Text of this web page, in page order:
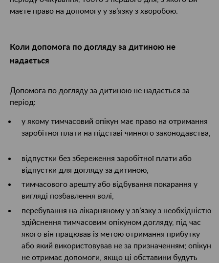
маєте право на допомогу у зв’язку з хворобою.
Коли допомога по догляду за дитиною не
надається
Допомога по догляду за дитиною не надається за
період:
у якому тимчасовий опікун має право на отримання
заробітної плати на підставі чинного законодавства,
відпустки без збереження заробітної плати або
відпустки для догляду за дитиною,
тимчасового арешту або відбування покарання у
вигляді позбавлення волі,
перебування на лікарняному у зв’язку з необхідністю
здійснення тимчасовим опікуном догляду, під час
якого він працював із метою отримання прибутку
або який використовував не за призначенням; опікун
не отримає допомоги, якщо ці обставини будуть